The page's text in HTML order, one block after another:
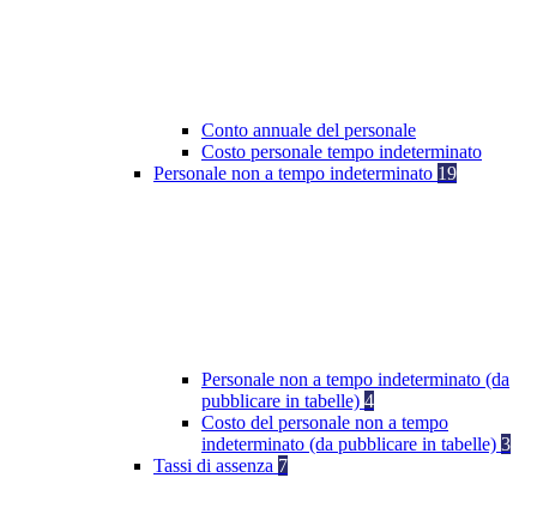
Conto annuale del personale
Costo personale tempo indeterminato
Personale non a tempo indeterminato 19
Personale non a tempo indeterminato (da
pubblicare in tabelle) 4
Costo del personale non a tempo
indeterminato (da pubblicare in tabelle) 3
Tassi di assenza 7